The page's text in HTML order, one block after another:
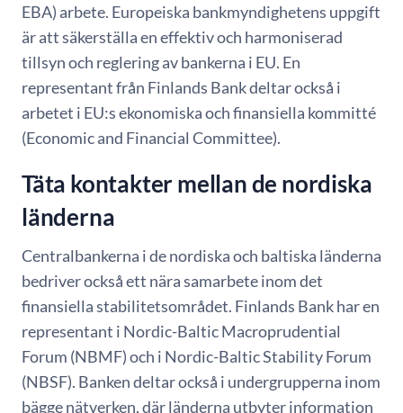
EBA) arbete. Europeiska bankmyndighetens uppgift
är att säkerställa en effektiv och harmoniserad
tillsyn och reglering av bankerna i EU. En
representant från Finlands Bank deltar också i
arbetet i EU:s ekonomiska och finansiella kommitté
(Economic and Financial Committee).
Täta kontakter mellan de nordiska
länderna
Centralbankerna i de nordiska och baltiska länderna
bedriver också ett nära samarbete inom det
finansiella stabilitetsområdet. Finlands Bank har en
representant i Nordic-Baltic Macroprudential
Forum (NBMF) och i Nordic-Baltic Stability Forum
(NBSF). Banken deltar också i undergrupperna inom
bägge nätverken, där länderna utbyter information